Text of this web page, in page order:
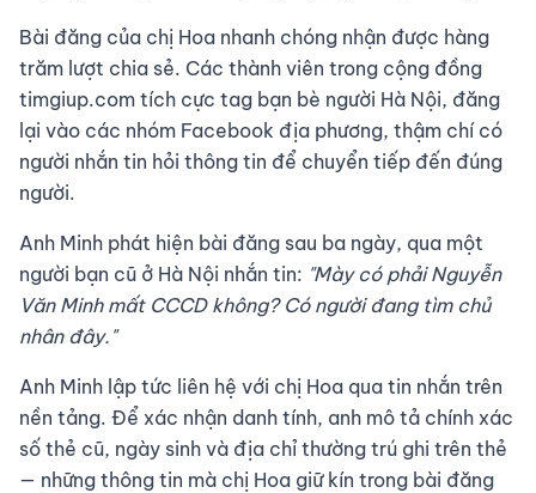
Bài đăng của chị Hoa nhanh chóng nhận được hàng
trăm lượt chia sẻ. Các thành viên trong cộng đồng
timgiup.com tích cực tag bạn bè người Hà Nội, đăng
lại vào các nhóm Facebook địa phương, thậm chí có
người nhắn tin hỏi thông tin để chuyển tiếp đến đúng
người.
Anh Minh phát hiện bài đăng sau ba ngày, qua một
người bạn cũ ở Hà Nội nhắn tin: "Mày có phải Nguyễn
Văn Minh mất CCCD không? Có người đang tìm chủ
nhân đây."
Anh Minh lập tức liên hệ với chị Hoa qua tin nhắn trên
nền tảng. Để xác nhận danh tính, anh mô tả chính xác
số thẻ cũ, ngày sinh và địa chỉ thường trú ghi trên thẻ
— những thông tin mà chị Hoa giữ kín trong bài đăng